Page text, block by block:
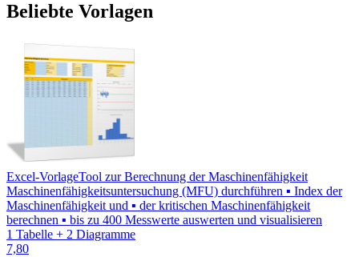
Beliebte Vorlagen
Excel-VorlageTool zur Berechnung der Maschinenfähigkeit
Maschinenfähigkeitsuntersuchung (MFU) durchführen ▪ Index der
Maschinenfähigkeit und ▪ der kritischen Maschinenfähigkeit
berechnen ▪ bis zu 400 Messwerte auswerten und visualisieren
1 Tabelle + 2 Diagramme
7,80